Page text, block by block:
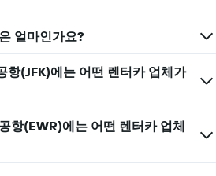
얼마인가요?
항(JFK)에는 어떤 렌터카 업체가
항(EWR)에는 어떤 렌터카 업체